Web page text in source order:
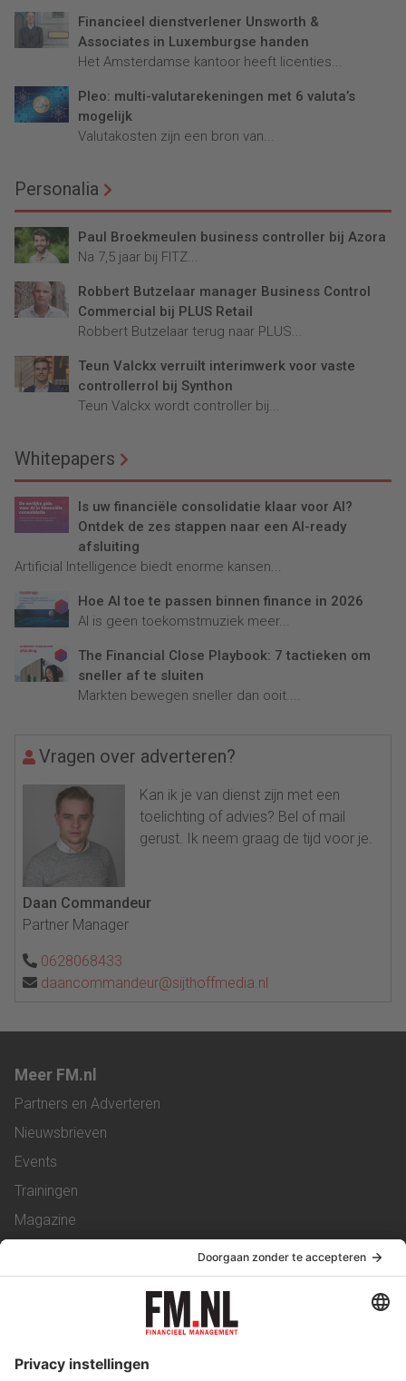
Financieel dienstverlener Unsworth &
Associates in Luxemburgse handen
Het Amsterdamse kantoor heeft licenties...
Pleo: multi-valutarekeningen met 6 valuta’s
mogelijk
Valutakosten zijn een bron van...
Personalia
Paul Broekmeulen business controller bij Azora
Na 7,5 jaar bij FITZ...
Robbert Butzelaar manager Business Control
Commercial bij PLUS Retail
Robbert Butzelaar terug naar PLUS...
Teun Valckx verruilt interimwerk voor vaste
controllerrol bij Synthon
Teun Valckx wordt controller bij...
Whitepapers
Is uw financiële consolidatie klaar voor AI?
Ontdek de zes stappen naar een AI-ready
afsluiting
Artificial Intelligence biedt enorme kansen...
Hoe AI toe te passen binnen finance in 2026
AI is geen toekomstmuziek meer...
The Financial Close Playbook: 7 tactieken om
sneller af te sluiten
Markten bewegen sneller dan ooit....
Vragen over adverteren?
Kan ik je van dienst zijn met een
toelichting of advies? Bel of mail
gerust. Ik neem graag de tijd voor je.
Daan Commandeur
Partner Manager
0628068433
daancommandeur@sijthoffmedia.nl
Meer FM.nl
Partners en Adverteren
Nieuwsbrieven
Events
Trainingen
Magazine
Service & Contact
Werken bij ons